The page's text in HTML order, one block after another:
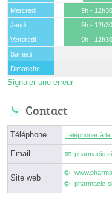
Mercredi
9h - 12h30
Jeudi
9h - 12h30
Vendredi
9h - 12h30
Samedi
Dimanche
Signaler une erreur
Contact
Téléphone Téléphoner à
Email
Site web
pharmacie-